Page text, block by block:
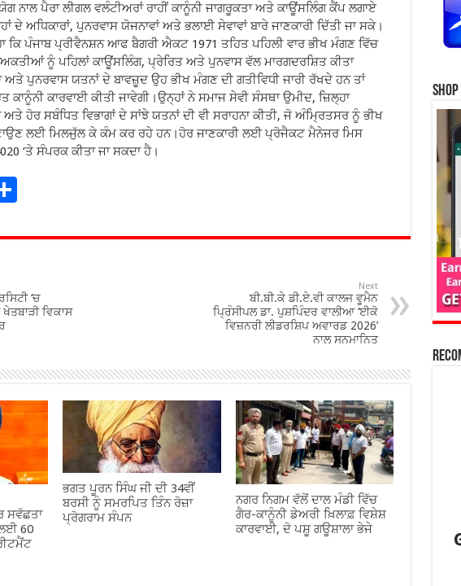
ਨਾਲ ਪੈਰਾ ਲੀਗਲ ਵਲੰਟੀਅਰਾਂ ਰਾਹੀਂ ਕਾਨੂੰਨੀ ਜਾਗਰੂਕਤਾ ਅਤੇ ਕਾਊਂਸਲਿੰਗ ਕੈਂਪ ਲਗਾਏ
ਦੇ ਅਧਿਕਾਰਾਂ, ਪੁਨਰਵਾਸ ਯੋਜਨਾਵਾਂ ਅਤੇ ਭਲਾਈ ਸੇਵਾਵਾਂ ਬਾਰੇ ਜਾਣਕਾਰੀ ਦਿੱਤੀ ਜਾ ਸਕੇ।
ਕਿ ਪੰਜਾਬ ਪ੍ਰੀਵੈਨਸ਼ਨ ਆਫ ਬੈਗਰੀ ਐਕਟ 1971 ਤਹਿਤ ਪਹਿਲੀ ਵਾਰ ਭੀਖ ਮੰਗਣ ਵਿੱਚ
ਨੂੰ ਪਹਿਲਾਂ ਕਾਊਂਸਲਿੰਗ, ਪ੍ਰੇਰਿਤ ਅਤੇ ਪੁਨਵਾਸ ਵੱਲ ਮਾਰਗਦਰਸ਼ਿਤ ਕੀਤਾ
ਅਤੇ ਪੁਨਰਵਾਸ ਯਤਨਾਂ ਦੇ ਬਾਵਜ਼ੂਦ ਉਹ ਭੀਖ ਮੰਗਣ ਦੀ ਗਤੀਵਿਧੀ ਜਾਰੀ ਰੱਖਦੇ ਹਨ ਤਾਂ
ਕਾਨੂੰਨੀ ਕਾਰਵਾਈ ਕੀਤੀ ਜਾਵੇਗੀ।ਉਨ੍ਹਾਂ ਨੇ ਸਮਾਜ ਸੇਵੀ ਸੰਸਥਾ ਉਮੀਦ, ਜ਼ਿਲ੍ਹਾ
ਹੋਰ ਸਬੰਧਿਤ ਵਿਭਾਗਾਂ ਦੇ ਸਾਂਝੇ ਯਤਨਾਂ ਦੀ ਵੀ ਸਰਾਹਨਾ ਕੀਤੀ, ਜੋ ਅੰਮ੍ਰਿਤਸਰ ਨੂੰ ਭੀਖ
ਲਈ ਮਿਲਜੁੱਲ ਕੇ ਕੰਮ ਕਰ ਰਹੇ ਹਨ।ਹੋਰ ਜਾਣਕਾਰੀ ਲਈ ਪ੍ਰੋਜੈਕਟ ਮੈਨੇਜਰ ਮਿਸ
‘ਤੇ ਸੰਪਰਕ ਕੀਤਾ ਜਾ ਸਕਦਾ ਹੈ।
S
ar
‘ਚ
ਵਿਕਾਸ
Next
ਬੀ.ਬੀ.ਕੇ ਡੀ.ਏ.ਵੀ ਕਾਲਜ ਵੂਮੈਨ
ਪ੍ਰਿੰਸੀਪਲ ਡਾ. ਪੁਸ਼ਪਿੰਦਰ ਵਾਲੀਆ ‘ਈਕੋ
ਵਿਜ਼ਨਰੀ ਲੀਡਰਸ਼ਿਪ ਅਵਾਰਡ 2026’
ਨਾਲ ਸਨਮਾਨਿਤ
ਸਵੱਛਤਾ
60
ਭਗਤ ਪੂਰਨ ਸਿੰਘ ਜੀ ਦੀ 34ਵੀਂ
ਬਰਸੀ ਨੂੰ ਸਮਰਪਿਤ ਤਿੰਨ ਰੋਜ਼ਾ
ਪ੍ਰੋਗਰਾਮ ਸੰਪਨ
ਨਗਰ ਨਿਗਮ ਵੱਲੋਂ ਦਾਲ ਮੰਡੀ ਵਿੱਚ
ਗੈਰ-ਕਾਨੂੰਨੀ ਡੇਅਰੀ ਖ਼ਿਲਾਫ਼ ਵਿਸ਼ੇਸ਼
ਕਾਰਵਾਈ, ਦੋ ਪਸ਼ੂ ਗਊਸ਼ਾਲਾ ਭੇਜੇ